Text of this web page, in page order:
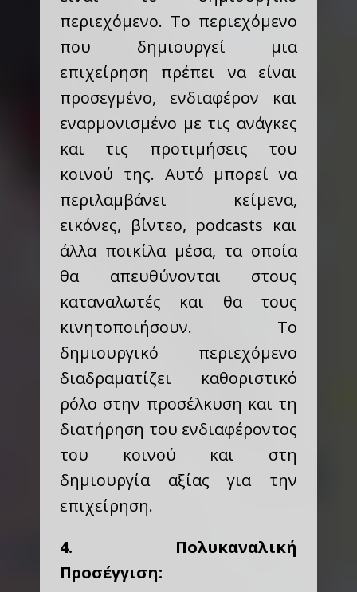
περιεχόμενο. Το περιεχόμενο
που δημιουργεί μια
επιχείρηση πρέπει να είναι
προσεγμένο, ενδιαφέρον και
εναρμονισμένο με τις ανάγκες
και τις προτιμήσεις του
κοινού της. Αυτό μπορεί να
περιλαμβάνει κείμενα,
εικόνες, βίντεο, podcasts και
άλλα ποικίλα μέσα, τα οποία
θα απευθύνονται στους
καταναλωτές και θα τους
κινητοποιήσουν. Το
δημιουργικό περιεχόμενο
διαδραματίζει καθοριστικό
ρόλο στην προσέλκυση και τη
διατήρηση του ενδιαφέροντος
του κοινού και στη
δημιουργία αξίας για την
επιχείρηση.
4. Πολυκαναλική
Προσέγγιση: